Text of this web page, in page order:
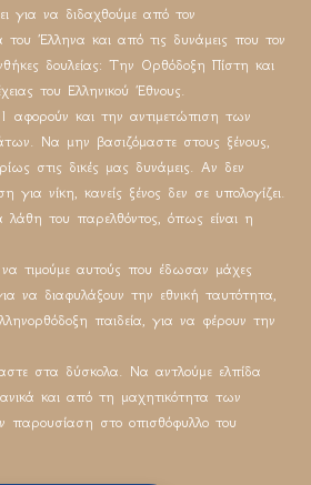
για να διδαχθούμε από τον
του Έλληνα και από τις δυνάμεις που τον
δουλείας: Την Ορθόδοξη Πίστη και
του Ελληνικού Έθνους.
και την αντιμετώπιση των
Να μην βασιζόμαστε στους ξένους,
στις δικές μας δυνάμεις. Αν δεν
για νίκη, κανείς ξένος δεν σε υπολογίζει.
του παρελθόντος, όπως είναι η
τιμούμε αυτούς που έδωσαν μάχες
να διαφυλάξουν την εθνική ταυτότητα,
παιδεία, για να φέρουν την
στα δύσκολα. Να αντλούμε ελπίδα
και από τη μαχητικότητα των
στο οπισθόφυλλο του